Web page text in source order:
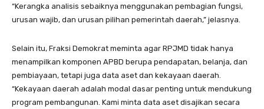
“Kerangka analisis sebaiknya menggunakan pembagian fungsi,
urusan wajib, dan urusan pilihan pemerintah daerah,” jelasnya.
Selain itu, Fraksi Demokrat meminta agar RPJMD tidak hanya
menampilkan komponen APBD berupa pendapatan, belanja, dan
pembiayaan, tetapi juga data aset dan kekayaan daerah.
“Kekayaan daerah adalah modal dasar penting untuk mendukung
program pembangunan. Kami minta data aset disajikan secara